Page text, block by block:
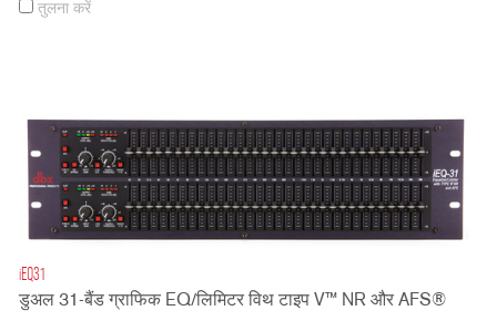
तुलना करें
iEQ31
डुअल 31-बैंड ग्राफिक EQ/लिमिटर विथ टाइप V™ NR और AFS®